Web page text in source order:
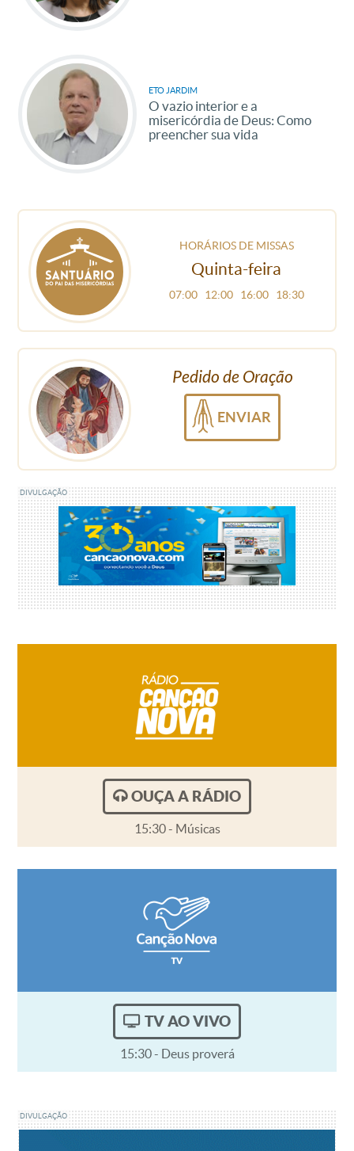
ETO JARDIM
O vazio interior e a
misericórdia de Deus: Como
preencher sua vida
HORÁRIOS DE MISSAS
Quinta-feira
07:00 12:00 16:00 18:30
DIVULGAÇÃO
Pedido de Oração
ENVIAR
OUÇA A RÁDIO
15:30 - Músicas
DIVULGAÇÃO
TV AO VIVO
15:30 - Deus proverá